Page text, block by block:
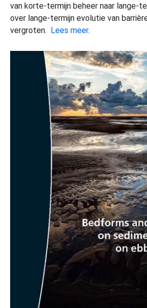
van korte-termijn beheer naar lange-
over lange-termijn evolutie van
vergroten. Lees meer.